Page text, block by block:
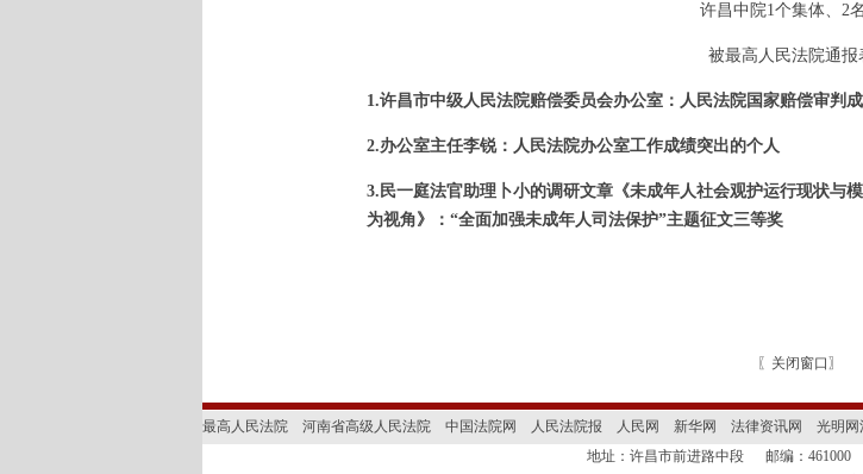
许昌中院1个集体、2
被最高人民法院通报
1.许昌市中级人民法院赔偿委员会办公室 ： 人民法院国家赔偿审判
2.办公室主任李锐：人民法院办公室工作成绩突出的个人
3. 民一庭法官助理卜小的调研文章《未成年人社会观护运行现状
为视角》：“全面加强未成年人司法保护”主题征文三等奖
〖 关闭窗口 〗
最高人民法院 河南省高级人民法院 中国法院网 人民法院报 人民网 新华网 法律资讯网
光明网
地址：许昌市前进路中段 邮编：461000